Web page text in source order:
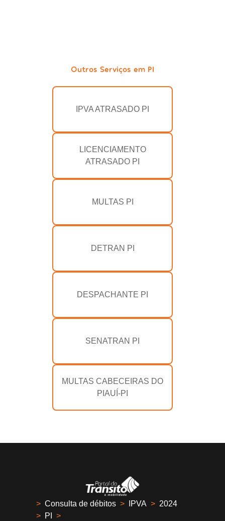
Outros Serviços em PI
IPVA ATRASADO PI
LICENCIAMENTO
ATRASADO PI
MULTAS PI
DETRAN PI
DESPACHANTE PI
SENATRAN PI
MULTAS CABECEIRAS DO
PIAUÍ-PI
> Consulta de débitos > IPVA > 2024
> PI >